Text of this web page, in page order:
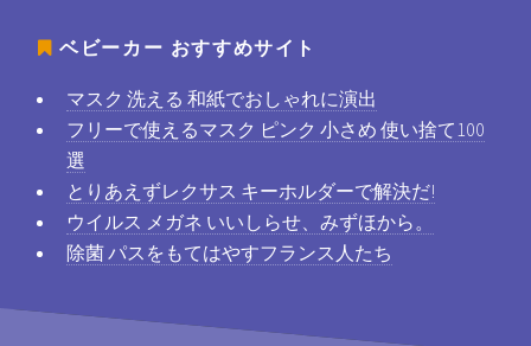
ベビーカー おすすめサイト
マスク 洗える 和紙でおしゃれに演出
フリーで使えるマスク ピンク 小さめ 使い捨て100
選
とりあえずレクサス キーホルダーで解決だ!
ウイルス メガネ いいしらせ、みずほから。
除菌 パスをもてはやすフランス人たち